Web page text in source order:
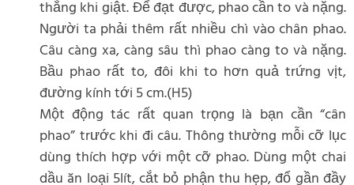
thẳng khi giật. Để đạt được, phao cần to và nặng.
Người ta phải thêm rất nhiều chì vào chân phao.
Câu càng xa, càng sâu thì phao càng to và nặng.
Bầu phao rất to, đôi khi to hơn quả trứng vịt,
đường kính tới 5 cm.(H5)
Một động tác rất quan trọng là bạn cần “cân
phao” trước khi đi câu. Thông thường mỗi cỡ lục
dùng thích hợp với một cỡ phao. Dùng một chai
dầu ăn loại 5lít, cắt bỏ phận thu hẹp, đổ gần đầy